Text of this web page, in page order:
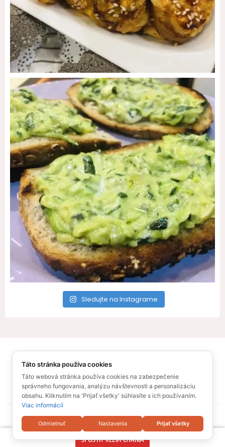
SPUSTIŤ REŽIM ČÍTANIA
Sledujte na Instagrame
© Ufonaut 2021
O mne
Zásady ochrany osobných údajov
Sitemap
Táto stránka používa cookies
Táto webová stránka používa cookies na zabezpečenie
správneho fungovania, analýzu návštevnosti a personalizáciu
obsahu. Kliknutím na 'Prijať všetky' súhlasíte s ich používaním.
Viac informácií
Odmietnuť Nastavenia Prijať všetky